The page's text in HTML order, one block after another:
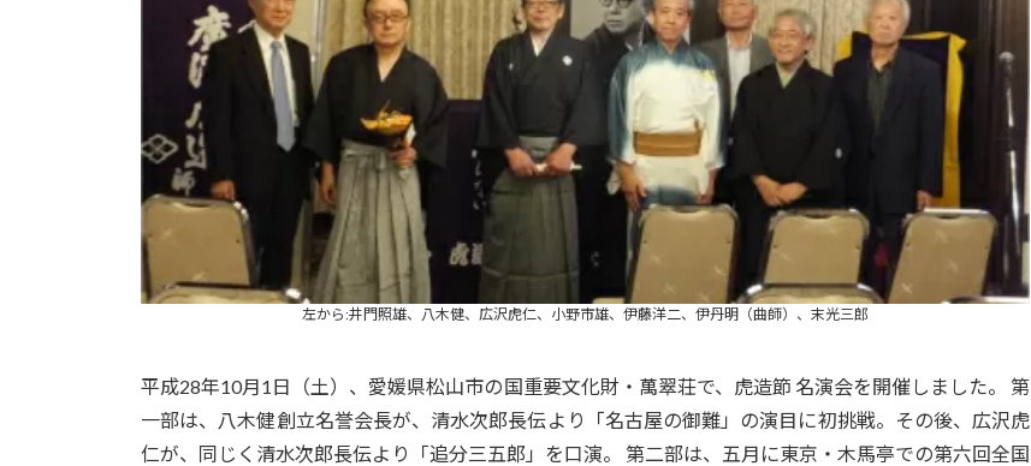
左から:井門照雄、八木健、広沢虎仁、小野市雄、伊藤洋二、伊丹明（曲師）、末光三郎
平成28年10月1日（土）、愛媛県松山市の国重要文化財・萬翠荘で、虎造節 名演会を開催しました。 第
一部は、八木健創立名誉会長が、清水次郎長伝より「名古屋の御難」の演目に初挑戦。その後、広沢虎
仁が、同じく清水次郎長伝より「追分三五郎」を口演。 第二部は、五月に東京・木馬亭での第六回全国